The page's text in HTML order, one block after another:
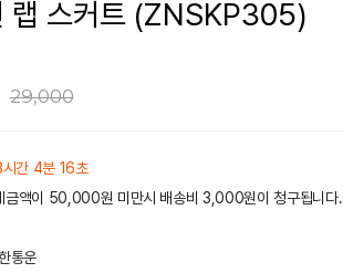
랩 스커트 (ZNSKP305)
29,000
간 4분 16초
금액이 50,000원 미만시 배송비 3,000원이 청구됩니다.
통운